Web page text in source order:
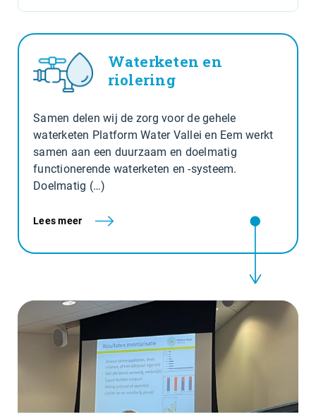
Waterketen en
riolering
Samen delen wij de zorg voor de gehele
waterketen Platform Water Vallei en Eem werkt
samen aan een duurzaam en doelmatig
functionerende waterketen en -systeem.
Doelmatig (…)
Lees meer